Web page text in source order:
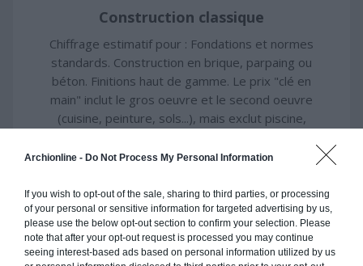
Archionline - Do Not Process My Personal Information
If you wish to opt-out of the sale, sharing to third parties, or processing
of your personal or sensitive information for targeted advertising by us,
please use the below opt-out section to confirm your selection. Please
note that after your opt-out request is processed you may continue
seeing interest-based ads based on personal information utilized by us
Construction classique
Chiffrage estimatif pour : Fondations et normes
standards. Construction en brique, parpaing ou
béton. Finitions haut de gamme. Le prix "clé en
main" inclut le gros oeuvre et le second oeuvre
(cuisine, peinture, sols...), mais exclut piscine,
À partir de
199 000€ TTC
Je la veux !